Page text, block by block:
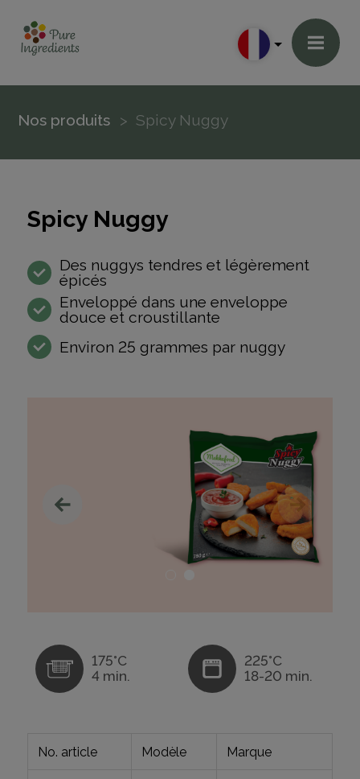
Nos produits Spicy Nuggy
Spicy Nuggy
Des nuggys tendres et légèrement
épicés
Enveloppé dans une enveloppe
douce et croustillante
Environ 25 grammes par nuggy
No. article Modèle Marque
175°C
4 min.
225°C
18-20 min.